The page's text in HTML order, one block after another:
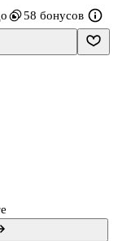
девчонки. Для
58 бонусов